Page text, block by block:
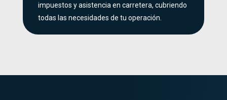
impuestos y asistencia en carretera, cubriendo
todas las necesidades de tu operación.